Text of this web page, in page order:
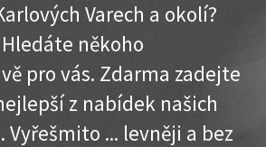
Varech a okolí?
někoho
pro vás. Zdarma zadejte
z nabídek našich
... levněji a bez